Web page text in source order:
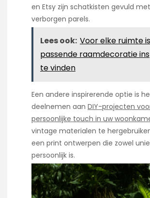
en Etsy zijn schatkisten gevuld met
verborgen parels.
Lees ook: Voor elke ruimte
passende raamdecoratie
te vinden
Een andere inspirerende optie is
deelnemen aan DIY-projecten
persoonlijke touch in uw
vintage materialen te
een print ontwerpen die zowel
persoonlijk is.